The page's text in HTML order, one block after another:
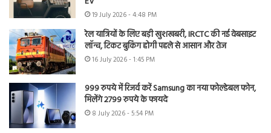
19 July 2026 - 4:48 PM
रेल यात्रियों के लिए बड़ी खुशखबरी, IRCTC की नई वेबसाइट
लॉन्च, टिकट बुकिंग होगी पहले से आसान और तेज
16 July 2026 - 1:45 PM
999 रुपये में रिजर्व करें Samsung का नया फोल्डेबल फोन,
मिलेंगे 2799 रुपये के फायदे
8 July 2026 - 5:54 PM